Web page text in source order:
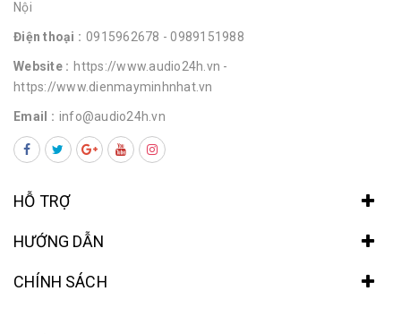
Nội
Điện thoại : 0915962678 - 0989151988
Website : https://www.audio24h.vn -
https://www.dienmayminhnhat.vn
Email : info@audio24h.vn
HỖ TRỢ
HƯỚNG DẪN
CHÍNH SÁCH